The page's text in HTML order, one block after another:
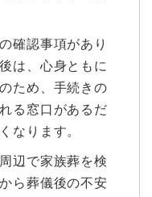
確認事項があり
は、心身ともに
ため、手続きの
る窓口があるだ
なります。
辺で家族葬を検
ら葬儀後の不安